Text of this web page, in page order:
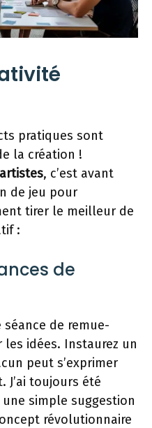
pratiques sont
la création !
, c’est avant
de jeu pour
tirer le meilleur de
:
de
séance de remue-
idées. Instaurez un
peut s’exprimer
J’ai toujours été
simple suggestion
révolutionnaire